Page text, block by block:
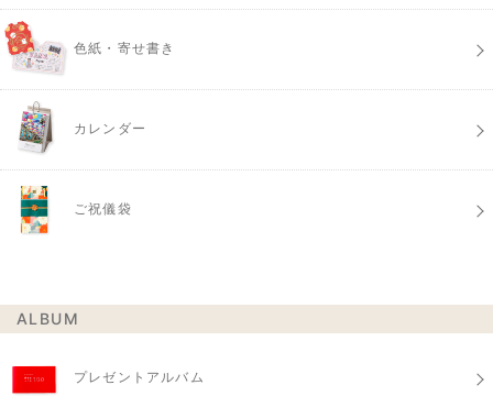
色紙・寄せ書き
カレンダー
ご祝儀袋
ALBUM
プレゼントアルバム